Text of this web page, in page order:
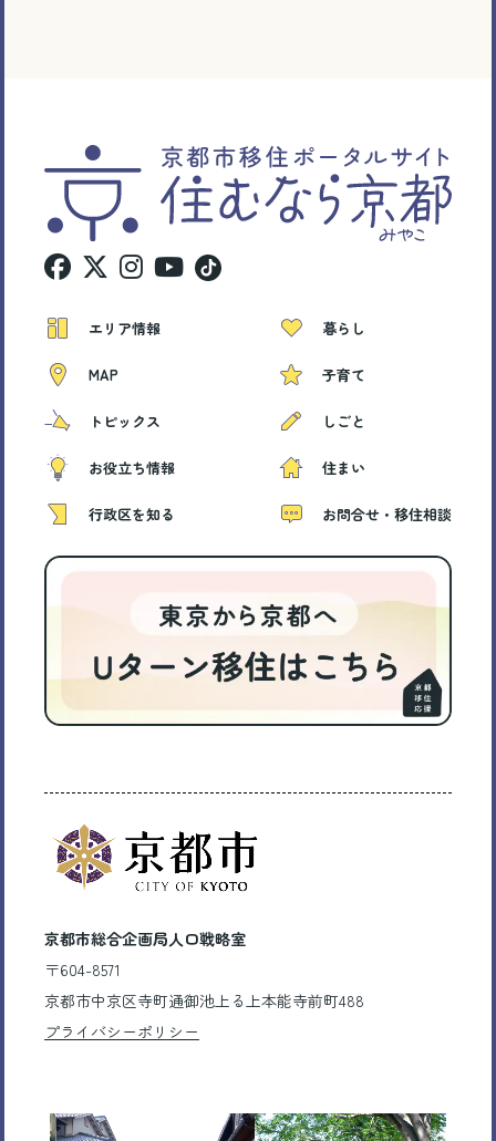
エリア情報
MAP
トピックス
お役立ち情報
行政区を知る
暮らし
子育て
しごと
住まい
お問合せ・移住相談
京都市総合企画局人口戦略室
〒604-8571
京都市中京区寺町通御池上る上本能寺前町488
プライバシーポリシー